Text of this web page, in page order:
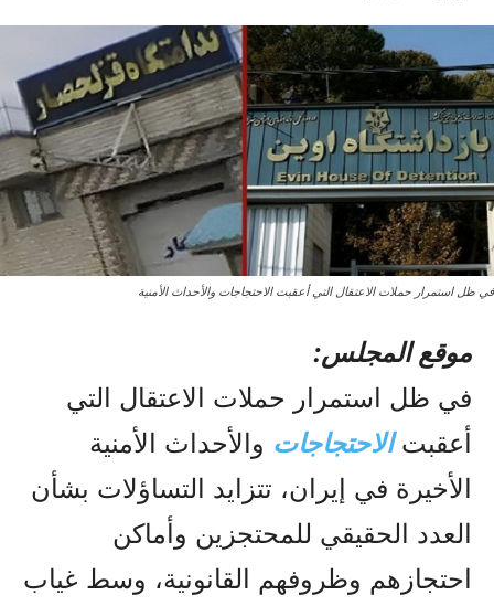
في ظل استمرار حملات الاعتقال التي أعقبت الاحتجاجات والأحداث الأمنية
موقع المجلس:
في ظل استمرار حملات الاعتقال التي
أعقبتالاحتجاجات والأحداث الأمنية
الأخيرة في إيران، تتزايد التساؤلات بشأن
العدد الحقيقي للمحتجزين وأماكن
احتجازهم وظروفهم القانونية، وسط غياب